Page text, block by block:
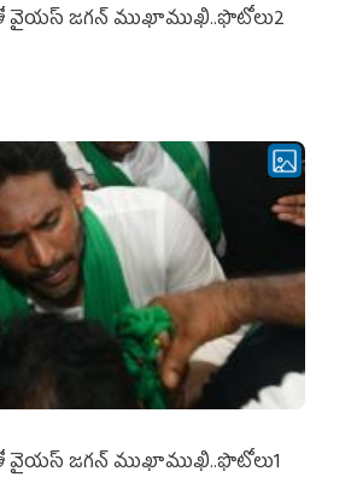
వైయ‌స్ జ‌గ‌న్ ముఖాముఖి..ఫొటోలు2
వైయ‌స్ జ‌గ‌న్ ముఖాముఖి..ఫొటోలు1